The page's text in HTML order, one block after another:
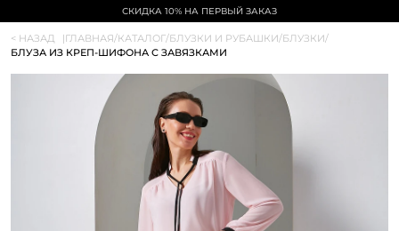
СКИДКА 10% НА ПЕРВЫЙ ЗАКАЗ
< НАЗАД |ГЛАВНАЯ/КАТАЛОГ/БЛУЗКИ И РУБАШКИ/БЛУЗКИ/
БЛУЗА ИЗ КРЕП-ШИФОНА С ЗАВЯЗКАМИ